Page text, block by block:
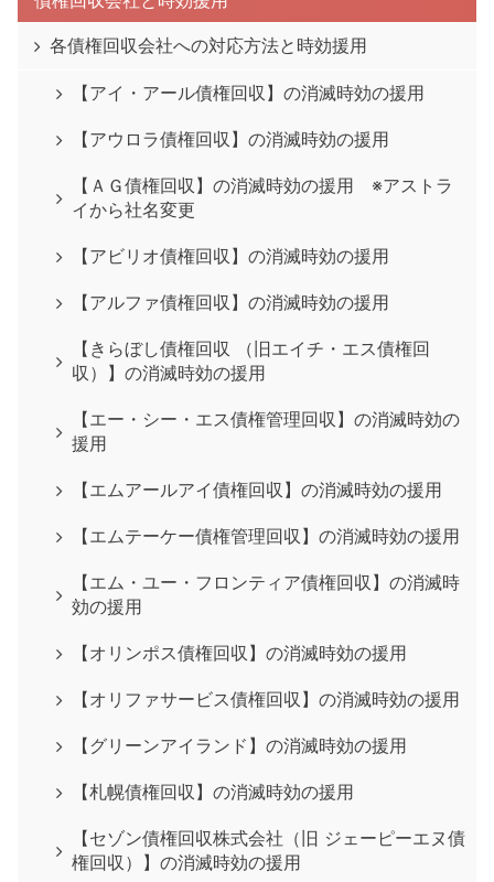
各債権回収会社への対応方法と時効援用
【アイ・アール債権回収】の消滅時効の援用
【アウロラ債権回収】の消滅時効の援用
【ＡＧ債権回収】の消滅時効の援用 ※アストラ
イから社名変更
【アビリオ債権回収】の消滅時効の援用
【アルファ債権回収】の消滅時効の援用
【きらぼし債権回収 （旧エイチ・エス債権回
収）】の消滅時効の援用
【エー・シー・エス債権管理回収】の消滅時効の
援用
【エムアールアイ債権回収】の消滅時効の援用
【エムテーケー債権管理回収】の消滅時効の援用
【エム・ユー・フロンティア債権回収】の消滅時
効の援用
【オリンポス債権回収】の消滅時効の援用
【オリファサービス債権回収】の消滅時効の援用
【グリーンアイランド】の消滅時効の援用
【札幌債権回収】の消滅時効の援用
【セゾン債権回収株式会社（旧 ジェーピーエヌ債
権回収）】の消滅時効の援用